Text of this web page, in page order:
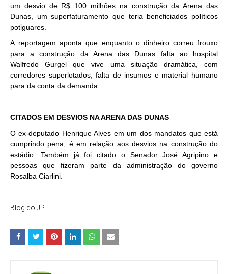
um desvio de R$ 100 milhões na construção da Arena das
Dunas, um superfaturamento que teria beneficiados políticos
potiguares.
A reportagem aponta que enquanto o dinheiro correu frouxo
para a construção da Arena das Dunas falta ao hospital
Walfredo Gurgel que vive uma situação dramática, com
corredores superlotados, falta de insumos e material humano
para da conta da demanda.
CITADOS EM DESVIOS NA ARENA DAS DUNAS
O ex-deputado Henrique Alves em um dos mandatos que está
cumprindo pena, é em relação aos desvios na construção do
estádio. Também já foi citado o Senador José Agripino e
pessoas que fizeram parte da administração do governo
Rosalba Ciarlini.
Blog do JP.